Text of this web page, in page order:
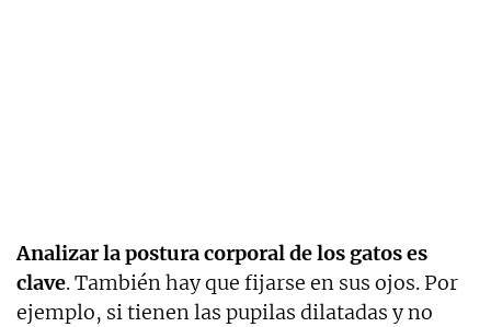
Analizar la postura corporal de los gatos es
clave. También hay que fijarse en sus ojos. Por
ejemplo, si tienen las pupilas dilatadas y no